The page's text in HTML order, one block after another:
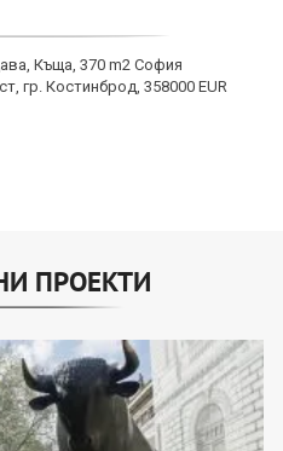
Къща, 370 m2 София
гр. Костинброд, 358000 EUR
ПРОЕКТИ